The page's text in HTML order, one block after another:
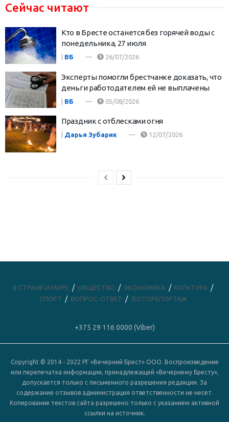
Сейчас читают
Кто в Бресте останется без горячей воды с
понедельника, 27 июля
ВБ 26/07/2026
Эксперты помогли брестчанке доказать, что
деньги работодателем ей не выплачены
| ВБ 05/08/2026
Праздник с отблесками огня
Дарья Зубарик 12/07/2026
В СТРАНЕ И МИРЕ ОБЩЕСТВО ЭКОНОМИКА
КУЛЬТУРА
СПОРТ
ВОПРОС-ОТВЕТ ФОТОРЕПОРТАЖ
+375 29 116 0000 (Viber)
Copyright © 2014 - 2022 РГ «Вечерний Брест» ООО. Воспроизведение
или перепечатка информации, принадлежащей «Вечернему Бресту»,
допускается только с письменного разрешения редакции. За
содержание отзывов администрация ответственности не несет.
Копирование текстов сайта разрешено только с указанием активной
ссылки на источник.